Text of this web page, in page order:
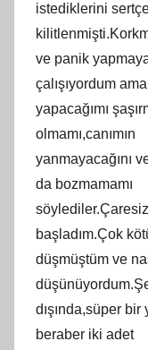
istediklerini
ve panik
çalışıyordum
yapacağımı
olmamı,canımın
yanmayacağını
da bozmamamı
başladım.Çok
düşmüştüm ve
dışında,süper
beraber iki adet